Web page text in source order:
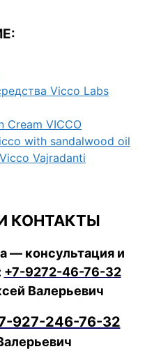
Vicco Labs
Cream VICCO
with sandalwood oil
Vajradanti
КОНТАКТЫ
— консультация и
+7-9272-46-76-32
Валерьевич
927-246-76-32